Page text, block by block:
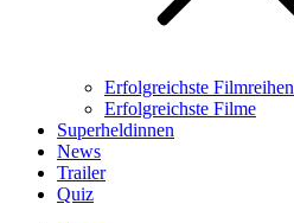
Erfolgreichste Filmreihen
Erfolgreichste Filme
Superheldinnen
News
Trailer
Quiz